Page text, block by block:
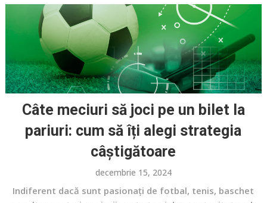
Câte meciuri să joci pe un bilet la
pariuri: cum să îți alegi strategia
câștigătoare
decembrie 15, 2024
Indiferent dacă sunt pasionați de fotbal, tenis, baschet